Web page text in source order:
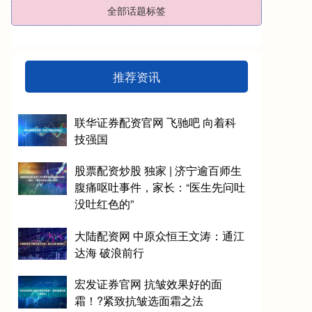
全部话题标签
推荐资讯
联华证券配资官网 飞驰吧 向着科
技强国
股票配资炒股 独家 | 济宁逾百师生
腹痛呕吐事件，家长：“医生先问吐
没吐红色的”
大陆配资网 中原众恒王文涛：通江
达海 破浪前行
宏发证券官网 抗皱效果好的面
霜！?紧致抗皱选面霜之法